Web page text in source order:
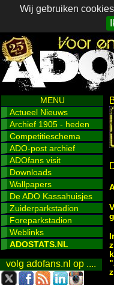
Wij gebruiken
MENU
Actueel Nieuws
Archief 1905 - heden
Competitieschema
ADO-post archief
ADOfans visit
Downloads
Wallpapers
De ADO Kassahuisjes
Zuiderparkstadion
Foreparkstadion
Weblinks
ADOSTATS.NL
volg adofans.nl op ....